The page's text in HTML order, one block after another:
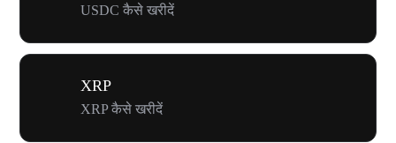
USDC कैसे खरीदें
XRP
XRP कैसे खरीदें